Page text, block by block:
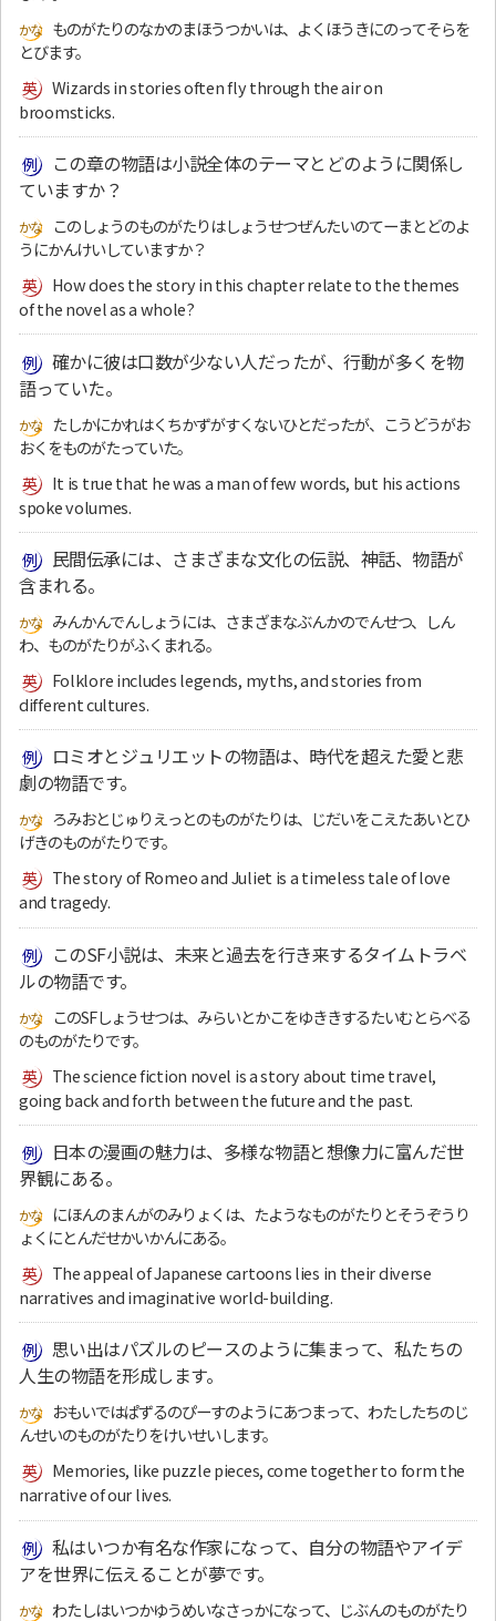
ものがたりのなかのまほうつかいは、よくほうきにのってそらを
とびます。
Wizards in stories often fly through the air on
broomsticks.
この章の物語は小説全体のテーマとどのように関係し
ていますか？
このしょうのものがたりはしょうせつぜんたいのてーまとどのよ
うにかんけいしていますか？
How does the story in this chapter relate to the themes
of the novel as a whole?
確かに彼は口数が少ない人だったが、行動が多くを物
語っていた。
たしかにかれはくちかずがすくないひとだったが、こうどうがお
おくをものがたっていた。
It is true that he was a man of few words, but his actions
spoke volumes.
民間伝承には、さまざまな文化の伝説、神話、物語が
含まれる。
みんかんでんしょうには、さまざまなぶんかのでんせつ、しん
わ、ものがたりがふくまれる。
Folklore includes legends, myths, and stories from
different cultures.
ロミオとジュリエットの物語は、時代を超えた愛と悲
劇の物語です。
ろみおとじゅりえっとのものがたりは、じだいをこえたあいとひ
げきのものがたりです。
The story of Romeo and Juliet is a timeless tale of love
and tragedy.
このSF小説は、未来と過去を行き来するタイムトラベ
ルの物語です。
このSFしょうせつは、みらいとかこをゆききするたいむとらべる
のものがたりです。
The science fiction novel is a story about time travel,
going back and forth between the future and the past.
日本の漫画の魅力は、多様な物語と想像力に富んだ世
界観にある。
にほんのまんがのみりょくは、たようなものがたりとそうぞうり
ょくにとんだせかいかんにある。
The appeal of Japanese cartoons lies in their diverse
narratives and imaginative world-building.
思い出はパズルのピースのように集まって、私たちの
人生の物語を形成します。
おもいではぱずるのぴーすのようにあつまって、わたしたちのじ
んせいのものがたりをけいせいします。
Memories, like puzzle pieces, come together to form the
narrative of our lives.
私はいつか有名な作家になって、自分の物語やアイデ
アを世界に伝えることが夢です。
わたしはいつかゆうめいなさっかになって、じぶんのものがたり